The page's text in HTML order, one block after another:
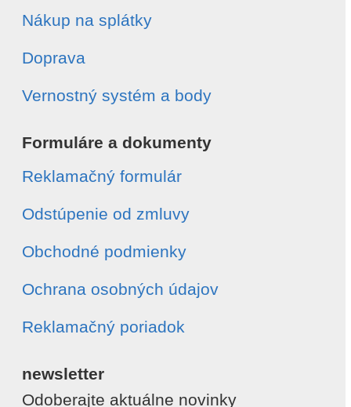
Nákup na splátky
Doprava
Vernostný systém a body
Formuláre a dokumenty
Reklamačný formulár
Odstúpenie od zmluvy
Obchodné podmienky
Ochrana osobných údajov
Reklamačný poriadok
newsletter
Odoberajte aktuálne novinky